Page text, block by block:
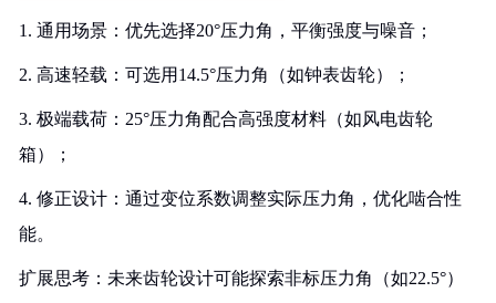
1. 通用场景：优先选择20°压力角，平衡强度与噪音；
2. 高速轻载：可选用14.5°压力角（如钟表齿轮）；
3. 极端载荷：25°压力角配合高强度材料（如风电齿轮
箱）；
4. 修正设计：通过变位系数调整实际压力角，优化啮合性
能。
扩展思考：未来齿轮设计可能探索非标压力角（如22.5°）